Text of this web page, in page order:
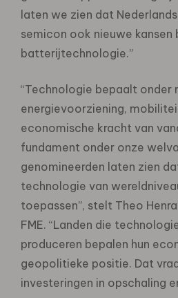
laten we zien dat
semicon ook nieuwe kansen
batterijtechnologie.”
“Technologie bepaalt onder
energievoorziening,
economische kracht van
fundament onder onze
genomineerden laten zien
technologie van
toepassen”, stelt Theo
FME. “Landen die
produceren bepalen hun
geopolitieke positie. Dat
investeringen in opschaling